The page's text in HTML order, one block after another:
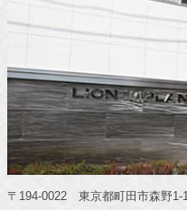
〒194-0022 東京都町田市森野1-